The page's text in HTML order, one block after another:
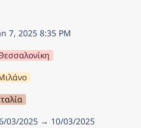
7, 2025 8:35 PM
03/2025 → 10/03/2025